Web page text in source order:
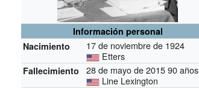
Información personal
Nacimiento
17 de noviembre de 1924
Etters
Fallecimiento
28 de mayo de 2015 90 años
Line Lexington